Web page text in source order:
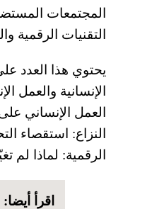
المجتمعات
التقنيات الرقمية
يحتوي هذا العدد
الإنسانية
العمل الإنساني
النزاع: استقصاء
الرقمية: لماذا لم
اقرأ أيضا: